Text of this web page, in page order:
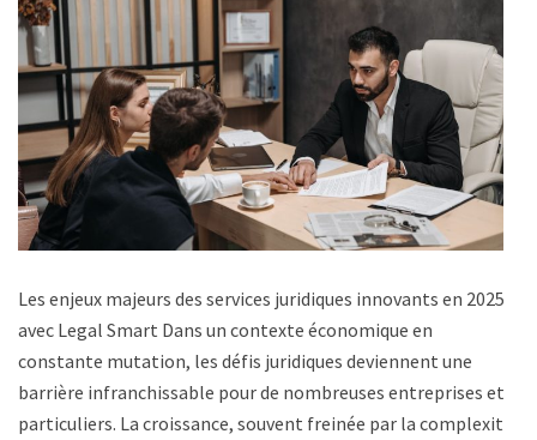
Les enjeux majeurs des services juridiques innovants en 2025
avec Legal Smart Dans un contexte économique en
constante mutation, les défis juridiques deviennent une
barrière infranchissable pour de nombreuses entreprises et
particuliers. La croissance, souvent freinée par la complexité